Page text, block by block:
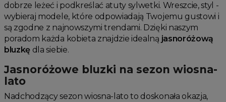
dobrze leżeć i podkreślać atuty sylwetki. Wreszcie, styl -
wybieraj modele, które odpowiadają Twojemu gustowi i
są zgodne z najnowszymi trendami. Dzięki naszym
poradom każda kobieta znajdzie idealną jasnoróżową
bluzkę dla siebie.
Jasnoróżowe bluzki na sezon wiosna-
lato
Nadchodzący sezon wiosna-lato to doskonała okazja,